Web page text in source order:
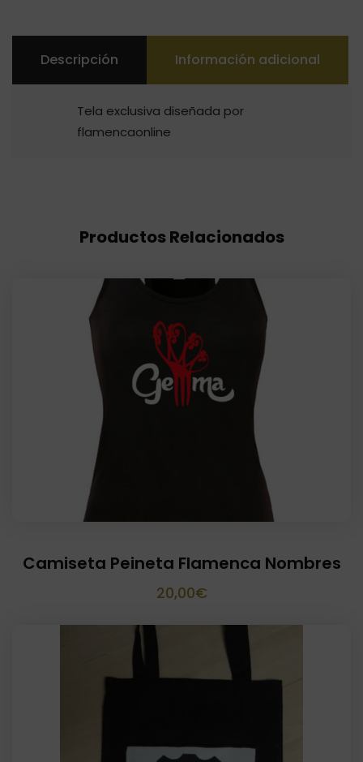
Descripción Información adicional
Tela exclusiva diseñada por
flamencaonline
Productos Relacionados
Camiseta Peineta Flamenca Nombres
20,00€